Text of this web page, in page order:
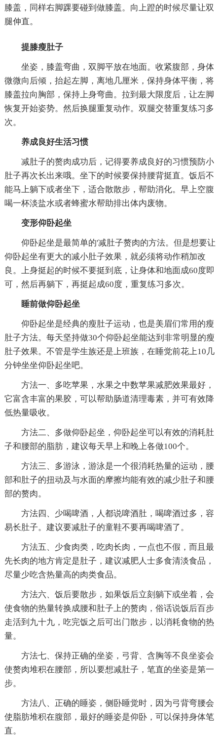
膝盖，同样右脚踝要碰到做膝盖。向上蹬的时候尽量让双
腿伸直。
提膝瘦肚子
坐姿，膝盖弯曲，双脚平放在地面。收紧腹部，身体
微微向后倾，抬起左脚，离地几厘米，保持身体平衡，将
膝盖拉向胸部，保持上身弯曲。拉到最大限度后，让左脚
恢复开始姿势。然后换腿重复动作。双腿交替重复练习多
次。
养成良好生活习惯
减肚子的赘肉成功后，记得要养成良好的习惯预防小
肚子再次长出来哦。坐下的时候要保持腰背挺直。饭后不
能马上躺下或者坐下，适合散散步，帮助消化。早上空腹
喝一杯淡盐水或者蜂蜜水帮助排出体内废物。
变形仰卧起坐
仰卧起坐是最简单的'减肚子赘肉的方法。但是想要让
仰卧起坐有更大的减小肚子效果，就必须将动作稍加改
良。上身挺起的时候不要挺到底，让身体和地面成60度即
可，然后再躺下，再挺起成60度，重复练习多次。
睡前做仰卧起坐
仰卧起坐是经典的瘦肚子运动，也是美眉们常用的瘦
肚子方法。每天坚持做30个仰卧起坐能达到非常明显的瘦
肚子效果。不管是学生族还是上班族，在睡觉前花上10几
分钟坐坐仰卧起坐吧。
方法一、多吃苹果，水果之中数苹果减肥效果最好，
它富含丰富的果胶，可以帮助肠道清理毒素，并可有效降
低热量吸收。
方法二、多做仰卧起坐，仰卧起坐可以有效的消耗肚
子和腰部的脂肪，建议每天早上和晚上各做100个。
方法三、多游泳，游泳是一个很消耗热量的运动，腰
部和肚子的扭动及与水面的摩擦均能有效的减少肚子和腰
部的赘肉。
方法四、少喝啤酒，人都说啤酒肚，喝啤酒过多，容
易长肚子。建议要减肚子的童鞋不要再喝啤酒了。
方法五、少食肉类，吃肉长肉，一点也不假，而且最
先长肉的地方肯定是肚子，建议减肥人士多食清淡食品，
尽量少吃含热量高的肉类食品。
方法六、饭后要散步，如果饭后立刻躺下或坐着，会
使食物的热量转换成腰和肚子上的赘肉，俗话说饭后百步
走活到九十九，吃完饭之后可出门散步，以消耗食物的热
量。
方法七、保持正确的坐姿，弓背、含胸等不良坐姿会
使赘肉堆积在腰部，所以要想减肚子，笔直的坐姿是第一
步。
方法八、正确的睡姿，侧卧睡觉时，因为弓背弯腰会
使脂肪堆积在腹部，最好的睡姿是仰卧，可以保持身体笔
直。